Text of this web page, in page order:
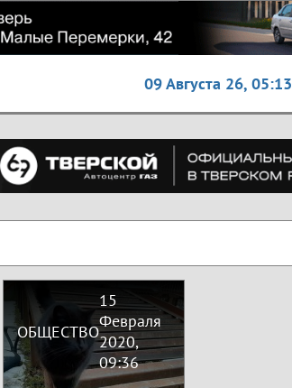
09 Августа 26,05:13
ОБЩЕСТВО
15
Февраля
2020,
09:36